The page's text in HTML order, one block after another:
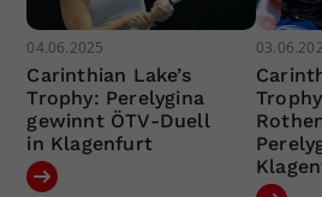
04.06.2025
Carinthian Lake’s
Trophy: Perelygina
gewinnt ÖTV-Duell
in Klagenfurt